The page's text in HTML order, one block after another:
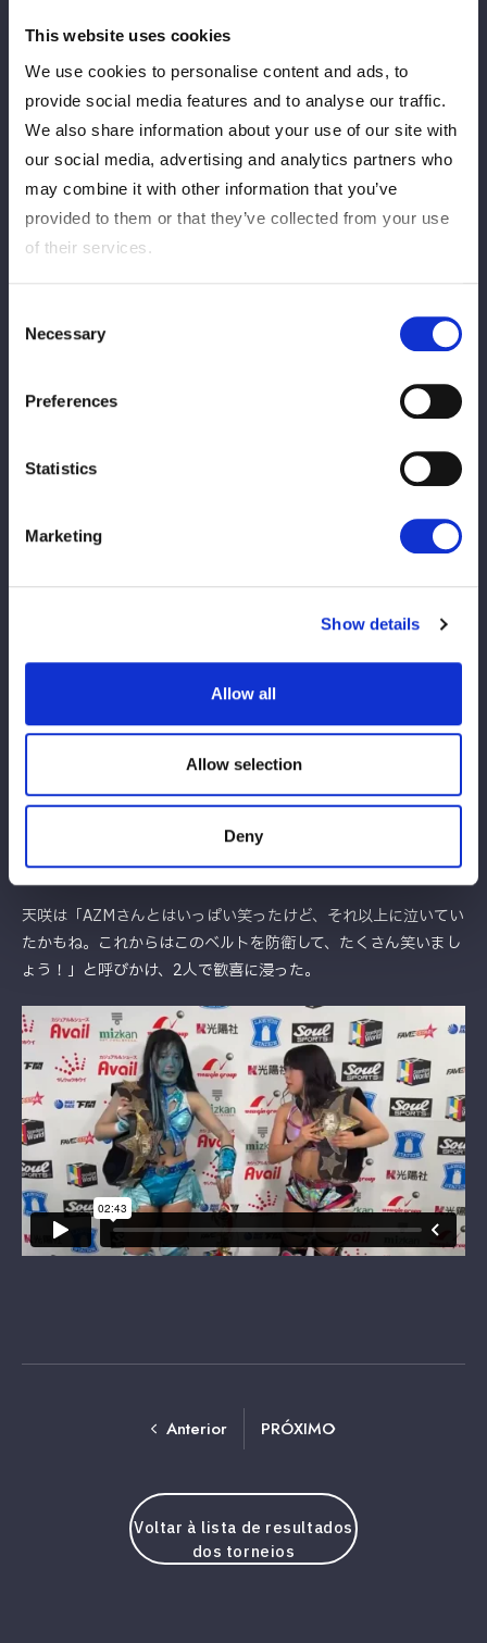
This website uses cookies
We use cookies to personalise content and ads, to
provide social media features and to analyse our traffic.
We also share information about your use of our site with
our social media, advertising and analytics partners who
may combine it with other information that you’ve
provided to them or that they’ve collected from your use
of their services.
Selection
Necessary
Preferences
Statistics
Marketing
Show details
Allow all
Allow selection
Deny
AZM＆天咲光由の02lineが、悲願のベルトを手にした。4月26日
（日）の「ALL STAR GRAND QUEENDOM 2026」（横浜アリー
ナ）で行われたゴッデス・オブ・スターダム選手権は、AZM＆天
咲が王者のBMI2000（刀羅ナツコ＆琉悪夏）を破り、第37代王
者に輝いた。
た。一度は刀羅のブルーミストを回避した天咲だったが、ついに
2発目を被弾してしまう。さらに琉悪夏にブラックボックスで殴
それでもパートナーのAZMが絶妙なタイミングで助太刀に入り、
天咲が得意のDDT２連発で刀羅を追い込む。最後は必殺の天聖が
マイクを握った天咲は「1回負けている私たちの再戦、受けてく
んと変わったから、今このベルトを巻けていると自分自身思って
するとAZMは「BMIが『02lineと何度もやりたい』と言ってくれ
たように、私たちも何度もやりたい。このベルトの価値を上げて
くれたのはBMIだと思っているから、もっともっとすごいベルト
ージ。さらに「嫌なこととか、悲しいこととか…たくさんあった
けど、組んできたことは間違いじゃないと思えたから、ありがと
う」と泣きながら相棒に感謝を述べた。
天咲は「AZMさんとはいっぱい笑ったけど、それ以上に泣いてい
たかもね。これからはこのベルトを防衛して、たくさん笑いまし
ょう！」と呼びかけ、2人で歓喜に浸った。
Anterior PRÓXIMO
Voltar à lista de resultados
dos torneios